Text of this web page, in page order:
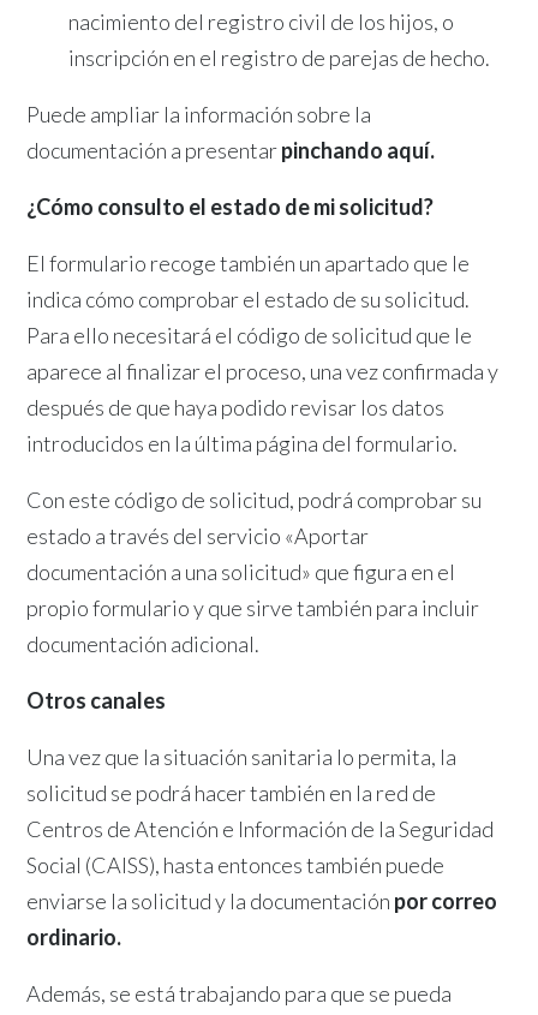
nacimiento del registro civil de los hijos, o
inscripción en el registro de parejas de hecho.
Puede ampliar la información sobre la
documentación a presentarpinchando aquí.
¿Cómo consulto el estado de mi solicitud?
El formulario recoge también un apartado que le
indica cómo comprobar el estado de su solicitud.
Para ello necesitará el código de solicitud que le
aparece al finalizar el proceso, una vez confirmada y
después de que haya podido revisar los datos
introducidos en la última página del formulario.
Con este código de solicitud, podrá comprobar su
estado a través del servicio «Aportar
documentación a una solicitud» que figura en el
propio formulario y que sirve también para incluir
documentación adicional.
Otros canales
Una vez que la situación sanitaria lo permita, la
solicitud se podrá hacer también en la red de
Centros de Atención e Información de la Seguridad
Social (CAISS), hasta entonces también puede
enviarse la solicitud y la documentación por correo
ordinario.
Además, se está trabajando para que se pueda